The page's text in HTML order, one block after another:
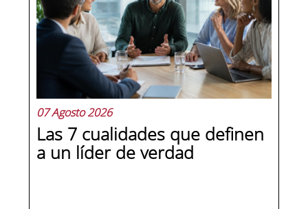
07 Agosto 2026
Las 7 cualidades que definen
a un líder de verdad